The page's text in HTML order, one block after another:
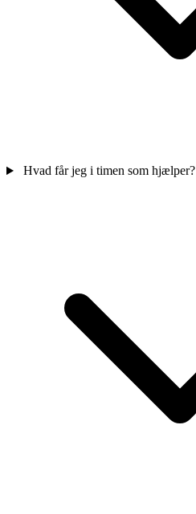
Hvad får jeg i timen som hjælper?